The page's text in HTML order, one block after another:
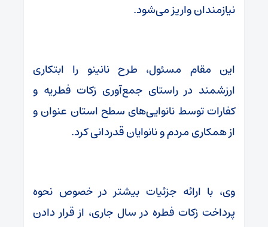
نیازمندان واریز می‌شود.
این مقام مسئول، طرح نانینو را ابتکاری
ارزشمند در راستای جمع‌آوری زکات فطریه و
کفارات توسط نانوایی‌های سطح استان عنوان و
از همکاری مردم و نانوایان قدردانی کرد.
وی، با ارائه جزئیات بیشتر در خصوص نحوه
پرداخت زکات فطره در سال جاری، از قرار دادن